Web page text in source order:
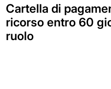
Cartella di
ricorso entro 60
ruolo